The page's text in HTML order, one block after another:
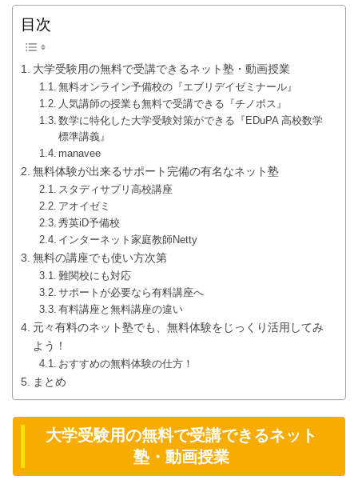
目次
大学受験用の無料で受講できるネット塾・動画授業
無料オンライン予備校の『エブリデイゼミナール』
人気講師の授業も無料で受講できる『チノポス』
数学に特化した大学受験対策ができる『EDuPA 高校数学
標準講義』
manavee
無料体験が出来るサポート完備の有名なネット塾
スタディサプリ高校講座
アオイゼミ
秀英iD予備校
インターネット家庭教師Netty
無料の講座でも使い方次第
難関校にも対応
サポートが必要なら有料講座へ
有料講座と無料講座の違い
元々有料のネット塾でも、無料体験をじっくり活用してみ
よう！
おすすめの無料体験の仕方！
まとめ
大学受験用の無料で受講できるネット
塾・動画授業